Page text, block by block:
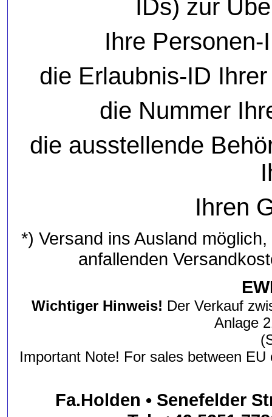
IDs) zur
Ihre
die Erlaubnis-ID
die Nummer
die ausstellende
Ihren
*) Versand ins Ausland
anfallenden
Wichtiger Hinweis! Der Verkauf
Anlage
Important Note! For sales between
Fa.Holden • Senefelder